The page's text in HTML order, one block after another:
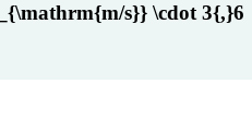
s}} \cdot 3{,}6